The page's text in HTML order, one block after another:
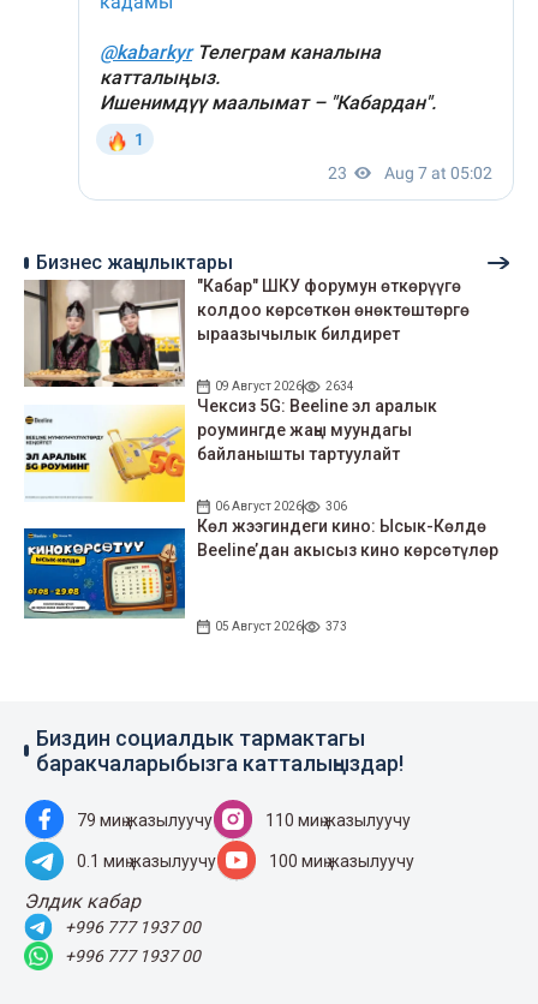
Бизнес жаңылыктары
"Кабар" ШКУ форумун өткөрүүгө
колдоо көрсөткөн өнөктөштөргө
ыраазычылык билдирет
09 Август 2026 2634
Чексиз 5G: Beeline эл аралык
роумингде жаңы муундагы
байланышты тартуулайт
06 Август 2026 306
Көл жээгиндеги кино: Ысык-Көлдө
Beeline’дан акысыз кино көрсөтүлөр
05 Август 2026 373
Биздин социалдык тармактагы
баракчаларыбызга катталыңыздар!
79 миң жазылуучу 110 миң жазылуучу
0.1 миң жазылуучу 100 миң жазылуучу
Элдик кабар
+996 777 1937 00
+996 777 1937 00